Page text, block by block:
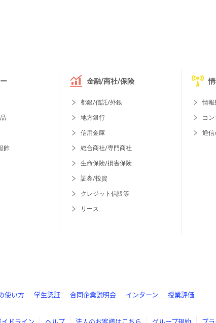
飾
金融/商社/保険
都銀/信託/外銀
地方銀行
信用金庫
総合商社/専門商社
生命保険/損害保険
証券/投資
クレジット信販等
リース
情報
コ
通信
使い方 学生認証 合同企業説明会 インターン 授業評価